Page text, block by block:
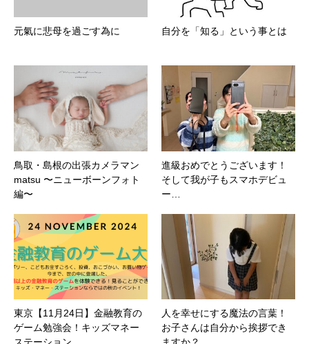
元氣に悲母を過ごす為に 自分を「知る」という事とは
鳥取・島根の出張カメラマン
matsu 〜ニューボーンフォト
編〜
進級おめでとうございます！
そして我が子もスマホデビュ
ー…
東京【11月24日】金融教育の
ゲーム勉強会！キッズマネー
人を幸せにする魔法の言葉！
お子さんは自分から挨拶でき